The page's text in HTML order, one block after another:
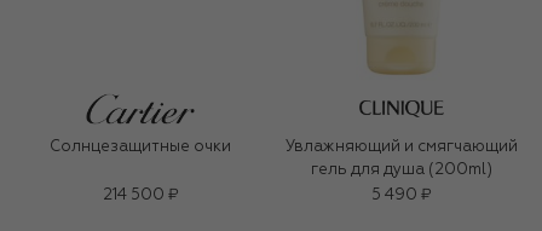
Солнцезащитные очки
214 500 ₽
Увлажняющий и смягчающий
гель для душа (200ml)
5 490 ₽